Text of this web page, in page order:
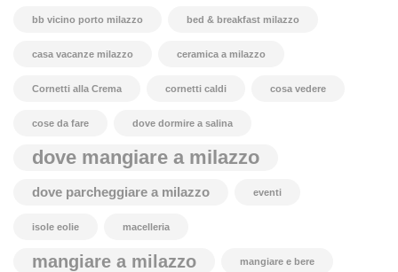
bb vicino porto milazzo bed & breakfast milazzo
casa vacanze milazzo ceramica a milazzo
Cornetti alla Crema cornetti caldi cosa vedere
cose da fare dove dormire a salina
dove mangiare a milazzo
dove parcheggiare a milazzo eventi
isole eolie macelleria
mangiare a milazzo mangiare e bere